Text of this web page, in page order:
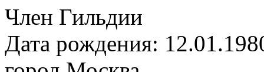
Член Гильдии
Дата рождения: